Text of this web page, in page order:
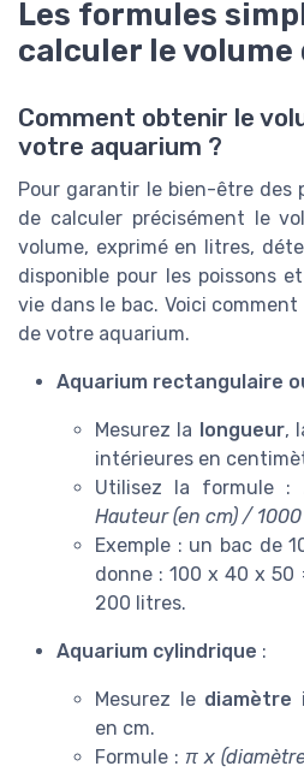
Les formules
calculer le volume
Comment obtenir le
votre aquarium ?
Pour garantir le bien-être des
de calculer précisément le
volume, exprimé en litres,
disponible pour les poissons
vie dans le bac. Voici
de votre aquarium.
Aquarium rectangulaire
Mesurez la longueur,
intérieures en
Utilisez la formule :
Hauteur (en cm) /
Exemple : un bac de
donne : 100 x 40 x 50
200 litres.
Aquarium cylindrique :
Mesurez le diamètre
en cm.
Formule : π x